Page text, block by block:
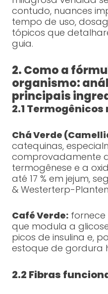
contudo, nuances
tempo de uso,
tópicos que
guia.
2. Como a
organismo:
principais
2.1
Chá Verde
catequinas,
comprovadamente
termogênese e a
até 17 % em jejum,
& Westerterp-
Café Verde:fornece
que modula a
picos de insulina e,
estoque de gordura
2.2 Fibras